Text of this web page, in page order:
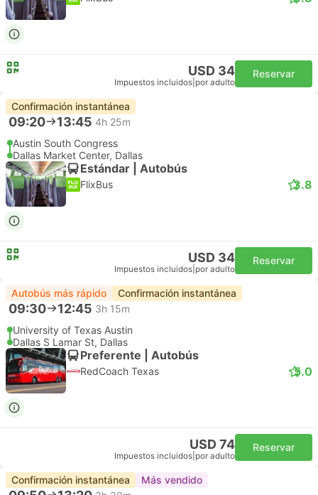
USD 34
Impuestos incluidos por adulto
Reservar
Confirmación instantánea
09:20 13:45 4h 25m
Austin South Congress
Dallas Market Center, Dallas
Estándar | Autobús
FlixBus 3.8
USD 34
Impuestos incluidos por adulto
Reservar
Autobús más rápido Confirmación instantánea
09:30 12:45 3h 15m
University of Texas Austin
Dallas S Lamar St, Dallas
Preferente | Autobús
RedCoach Texas 5.0
USD 74
Impuestos incluidos por adulto
Reservar
Confirmación instantánea Más vendido